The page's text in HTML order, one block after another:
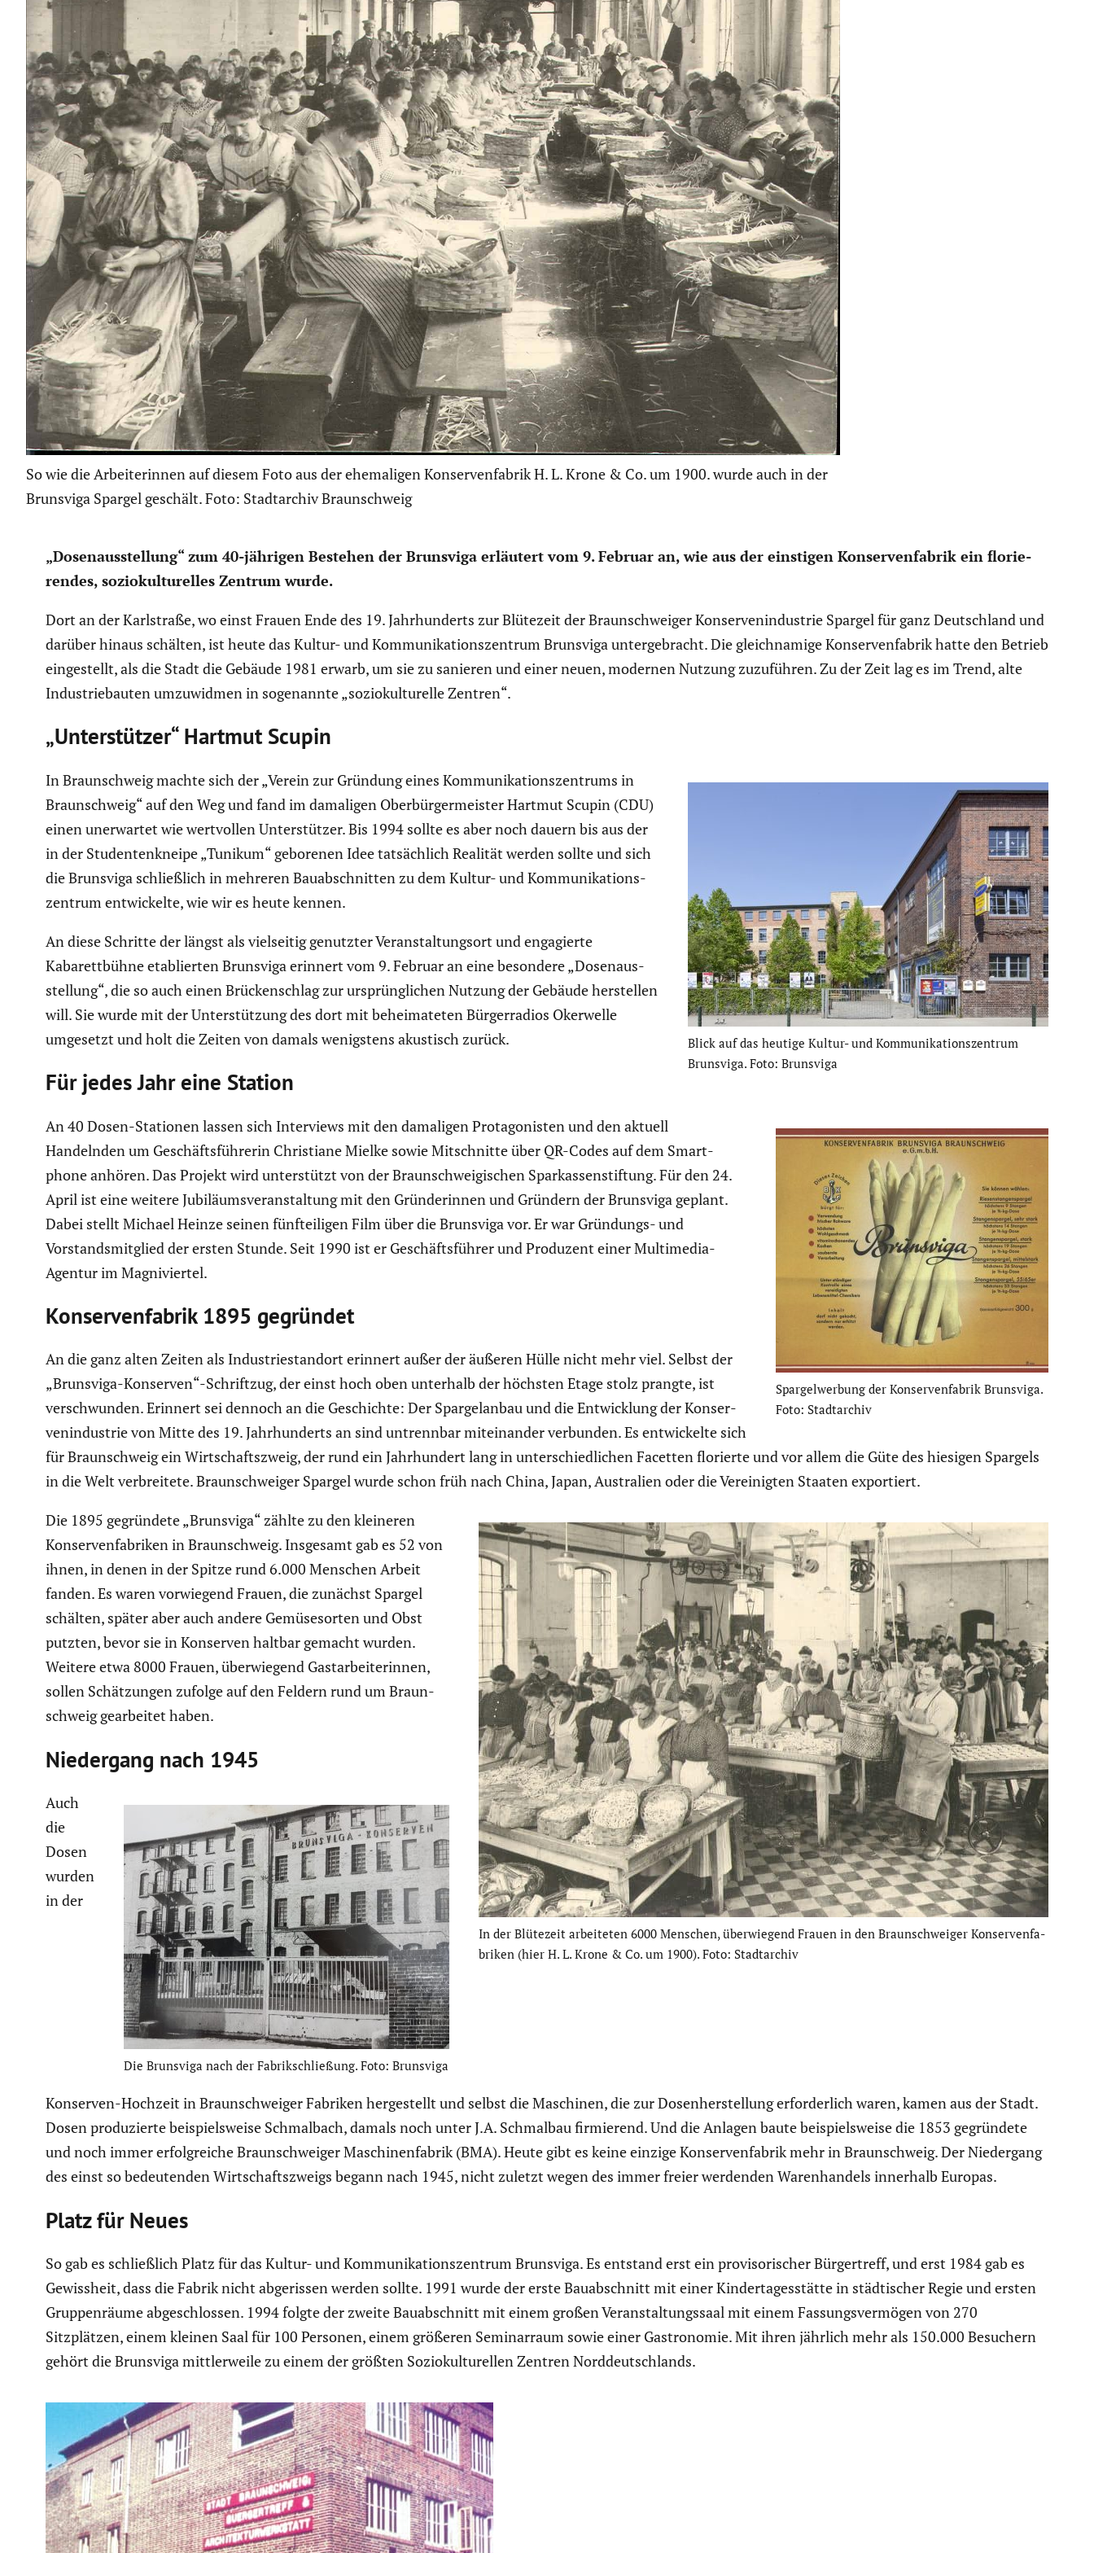
So wie die Arbeiterinnen auf diesem Foto aus der ehemaligen Konservenfabrik H. L. Krone & Co. um 1900. wurde auch in der
Brunsviga Spargel geschält. Foto: Stadtarchiv Braunschweig
„Dosen­aus­stel­lung“ zum 40-jährigen Bestehen der Brunsviga erläutert vom 9. Februar an, wie aus der einstigen Konser­ven­fa­brik ein florie­
rendes, sozio­kul­tu­relles Zentrum wurde.
Dort an der Karlstraße, wo einst Frauen Ende des 19. Jahrhun­derts zur Blütezeit der Braun­schweiger Konser­ven­in­dus­trie Spargel für ganz Deutsch­land und
darüber hinaus schälten, ist heute das Kultur- und Kommu­ni­ka­ti­ons­zen­trum Brunsviga unter­ge­bracht.Die gleich­na­mige Konser­ven­fa­brik hatte den Betrieb
einge­stellt, als die Stadt die Gebäude 1981 erwarb, um sie zu sanieren und einer neuen, modernen Nutzung zuzuführen. Zu der Zeit lag es im Trend, alte
Indus­trie­bauten umzuwidmen in sogenannte „sozio­kul­tu­relle Zentren“.
„Unter­stützer“ Hartmut Scupin
Blick auf das heutige Kultur- und Kommu­ni­ka­ti­ons­zen­trum
Brunsviga. Foto: Brunsviga
In Braun­schweig machte sich der „Verein zur Gründung eines Kommu­ni­ka­ti­ons­zen­trums in
Braun­schweig“ auf den Weg und fand im damaligen Oberbür­ger­meister Hartmut Scupin (CDU)
einen unerwartet wie wertvollen Unter­stützer. Bis 1994 sollte es aber noch dauern bis aus der
in der Studen­ten­kneipe „Tunikum“ geborenen Idee tatsäch­lich Realität werden sollte und sich
die Brunsviga schließ­lich in mehreren Bauab­schnitten zu dem Kultur- und Kommu­ni­ka­ti­ons­
zen­trum entwi­ckelte, wie wir es heute kennen.
An diese Schritte der längst als vielseitig genutzter Veran­stal­tungsort und engagierte
Kabarett­bühne etablierten Brunsviga erinnert vom 9. Februar an eine besondere „Dosen­aus­
stel­lung“, die so auch einen Brücken­schlag zur ursprüng­li­chen Nutzung der Gebäude herstellen
will. Sie wurde mit der Unter­stüt­zung des dort mit behei­ma­teten Bürger­ra­dios Okerwelle
umgesetzt und holt die Zeiten von damals wenigs­tens akustisch zurück.
Für jedes Jahr eine Station
Spargel­wer­bung der Konser­ven­fa­brik Brunsviga.
Foto: Stadt­ar­chiv
An 40 Dosen-Stationen lassen sich Inter­views mit den damaligen Protago­nisten und den aktuell
Handelnden um Geschäfts­füh­rerin Chris­tiane Mielke sowie Mitschnitte über QR-Codes auf dem Smart­
phone anhören. Das Projekt wird unter­stützt von der Braun­schwei­gi­schen Sparkas­sen­stif­tung. Für den 24.
April ist eine weitere Jubilä­ums­ver­an­stal­tung mit den Gründe­rinnen und Gründern der Brunsviga geplant.
Dabei stellt Michael Heinze seinen fünftei­ligen Film über die Brunsviga vor. Er war Gründungs- und
Vorstands­mit­glied der ersten Stunde. Seit 1990 ist er Geschäfts­führer und Produzent einer Multi­media-
Agentur im Magni­viertel.
Konser­ven­fa­brik 1895 gegründet
An die ganz alten Zeiten als Indus­trie­standort erinnert außer der äußeren Hülle nicht mehr viel. Selbst der
„Brunsviga-Konserven“-Schriftzug, der einst hoch oben unterhalb der höchsten Etage stolz prangte, ist
verschwunden. Erinnert sei dennoch an die Geschichte: Der Spargel­anbau und die Entwick­lung der Konser­
ven­in­dus­trie von Mitte des 19. Jahrhun­derts an sind untrennbar mitein­ander verbunden. Es entwi­ckelte sich
für Braun­schweig ein Wirtschafts­zweig, der rund ein Jahrhun­dert lang in unter­schied­li­chen Facetten florierte und vor allem die Güte des hiesigen Spargels
in die Welt verbrei­tete. Braun­schweiger Spargel wurde schon früh nach China, Japan, Austra­lien oder die Verei­nigten Staaten expor­tiert.
In der Blütezeit arbei­teten 6000 Menschen, überwie­gend Frauen in den Braun­schweiger Konser­ven­fa­
briken (hier H. L. Krone & Co. um 1900). Foto: Stadt­ar­chiv
Die 1895 gegrün­dete „Brunsviga“ zählte zu den kleineren
Konser­ven­fa­briken in Braun­schweig. Insgesamt gab es 52 von
ihnen, in denen in der Spitze rund 6.000 Menschen Arbeit
fanden. Es waren vorwie­gend Frauen, die zunächst Spargel
schälten, später aber auch andere Gemüse­sorten und Obst
putzten, bevor sie in Konserven haltbar gemacht wurden.
Weitere etwa 8000 Frauen, überwie­gend Gastar­bei­te­rinnen,
sollen Schät­zungen zufolge auf den Feldern rund um Braun­
schweig gearbeitet haben.
Nieder­gang nach 1945
Die Brunsviga nach der Fabrik­schlie­ßung. Foto: Brunsviga
Auch
die
Dosen
wurden
in der
Konserven-Hochzeit in Braun­schweiger Fabriken herge­stellt und selbst die Maschinen, die zur Dosen­her­stel­lung erfor­der­lich waren, kamen aus der Stadt.
Dosen produ­zierte beispiels­weise Schmal­bach, damals noch unter J.A. Schmalbau firmie­rend. Und die Anlagen baute beispiels­weise die 1853 gegrün­dete
und noch immer erfolg­reiche Braun­schweiger Maschi­nen­fa­brik (BMA). Heute gibt es keine einzige Konser­ven­fa­brik mehr in Braun­schweig. Der Nieder­gang
des einst so bedeu­tenden Wirtschafts­zweigs begann nach 1945, nicht zuletzt wegen des immer freier werdenden Waren­han­dels innerhalb Europas.
Platz für Neues
So gab es schließ­lich Platz für das Kultur- und Kommu­ni­ka­ti­ons­zen­trum Brunsviga. Es entstand erst ein provi­so­ri­scher Bürger­treff, und erst 1984 gab es
Gewiss­heit, dass die Fabrik nicht abgerissen werden sollte. 1991 wurde der erste Bauab­schnitt mit einer Kinder­ta­ges­stätte in städti­scher Regie und ersten
Gruppen­räume abgeschlossen. 1994 folgte der zweite Bauab­schnitt mit einem großen Veran­stal­tungs­saal mit einem Fassungs­ver­mögen von 270
Sitzplätzen, einem kleinen Saal für 100 Personen, einem größeren Seminar­raum sowie einer Gastro­nomie. Mit ihren jährlich mehr als 150.000 Besuchern
gehört die Brunsviga mittler­weile zu einem der größten Sozio­kul­tu­rellen Zentren Norddeutsch­lands.